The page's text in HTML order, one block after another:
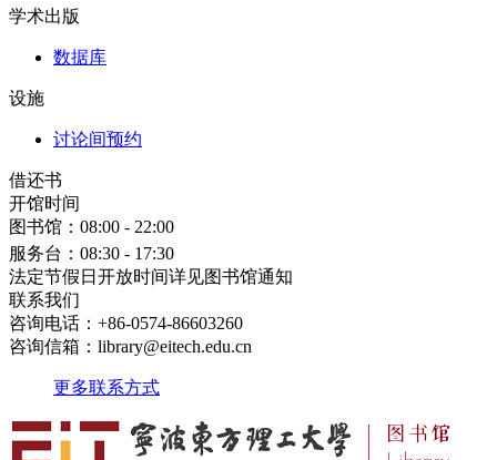
学术出版
数据库
设施
讨论间预约
借还书
开馆时间
图书馆： 08:00 - 22:00
服务台： 08:30 - 17:30
法定节假日开放时间详见图书馆通知
联系我们
咨询电话：+86-0574-86603260
咨询信箱：library@eitech.edu.cn
更多联系方式